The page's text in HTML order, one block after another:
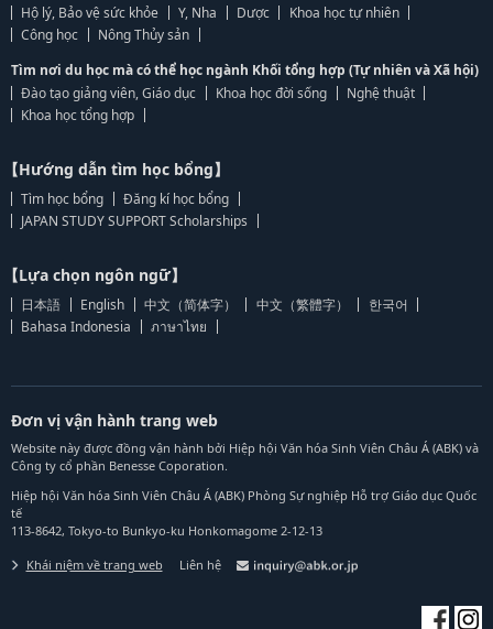
Hộ lý, Bảo vệ sức khỏe
Y, Nha Dược
Khoa học tự nhiên
Công học
Nông Thủy sản
Tìm nơi du học mà có thể học ngành Khối tổng hợp (Tự nhiên và Xã hội)
Đào tạo giảng viên, Giáo dục
Khoa học đời sống
Nghệ thuật
Khoa học tổng hợp
【Hướng dẫn tìm học bổng】
Tìm học bổng
Đăng kí học bổng
JAPAN STUDY SUPPORT Scholarships
【Lựa chọn ngôn ngữ】
日本語 English 中文（简体字） 中文（繁體字）
한국어
Bahasa Indonesia
ภาษาไทย
Đơn vị vận hành trang web
Website này được đồng vận hành bởi Hiệp hội Văn hóa Sinh Viên Châu Á (ABK) và
Công ty cổ phần Benesse Coporation.
Hiệp hội Văn hóa Sinh Viên Châu Á (ABK) Phòng Sự nghiệp Hỗ trợ Giáo dục Quốc
tế
113-8642, Tokyo-to Bunkyo-ku Honkomagome 2-12-13
Khái niệm về trang web Liên hệ